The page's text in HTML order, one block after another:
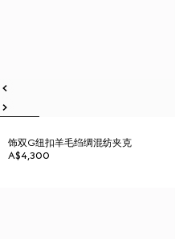
饰双G纽扣羊毛绉绸混纺夹克
A$4,300